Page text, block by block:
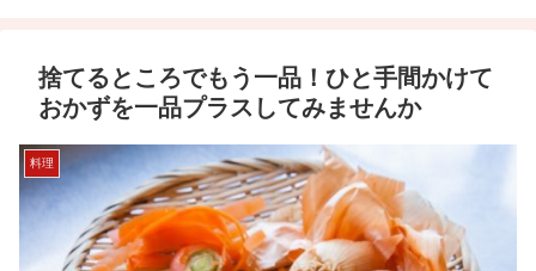
捨てるところでもう一品！ひと手間かけて
おかずを一品プラスしてみませんか
料理